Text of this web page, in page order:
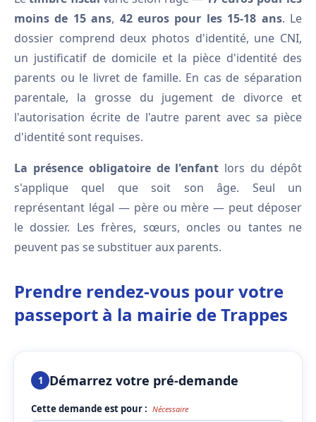
moins de 15 ans, 42 euros pour les 15-18 ans. Le
dossier comprend deux photos d'identité, une CNI,
un justificatif de domicile et la pièce d'identité des
parents ou le livret de famille. En cas de séparation
parentale, la grosse du jugement de divorce et
l'autorisation écrite de l'autre parent avec sa pièce
d'identité sont requises.
La présence obligatoire de l'enfant lors du dépôt
s'applique quel que soit son âge. Seul un
représentant légal — père ou mère — peut déposer
le dossier. Les frères, sœurs, oncles ou tantes ne
peuvent pas se substituer aux parents.
Prendre rendez-vous pour votre
passeport à la mairie de Trappes
1 Démarrez votre pré-demande
Cette demande est pour : Nécessaire